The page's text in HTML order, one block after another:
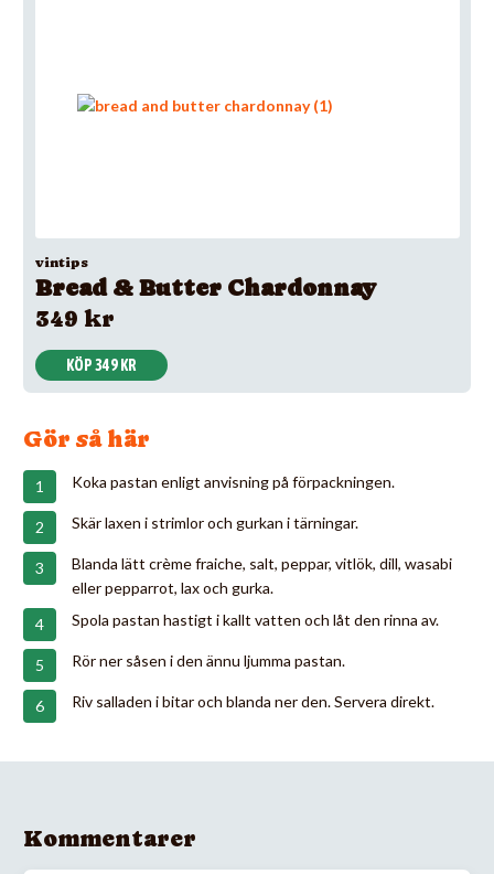
vintips
Bread & Butter Chardonnay
349 kr
KÖP 349 KR
Gör så här
Koka pastan enligt anvisning på förpackningen.
Skär laxen i strimlor och gurkan i tärningar.
Blanda lätt crème fraiche, salt, peppar, vitlök, dill, wasabi
eller pepparrot, lax och gurka.
Spola pastan hastigt i kallt vatten och låt den rinna av.
Rör ner såsen i den ännu ljumma pastan.
Riv salladen i bitar och blanda ner den. Servera direkt.
Kommentarer